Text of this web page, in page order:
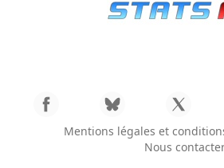
Mentions légales et
Nous